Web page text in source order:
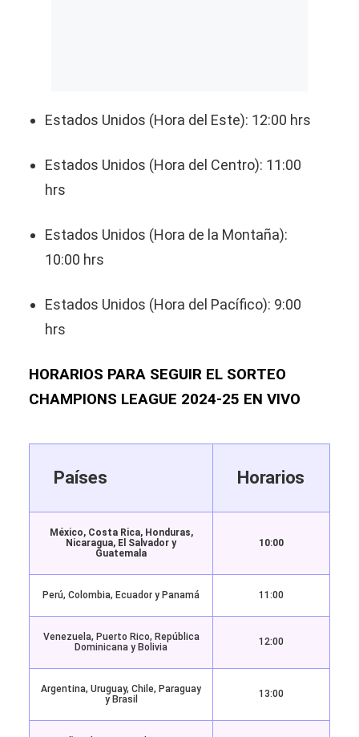
Estados Unidos (Hora del Este): 12:00 hrs
Estados Unidos (Hora del Centro): 11:00
hrs
Estados Unidos (Hora de la Montaña):
10:00 hrs
Estados Unidos (Hora del Pacífico): 9:00
hrs
HORARIOS PARA SEGUIR EL SORTEO
CHAMPIONS LEAGUE 2024-25 EN VIVO
Países Horarios
México, Costa Rica, Honduras,
Nicaragua, El Salvador y
Guatemala
10:00
Perú, Colombia, Ecuador y Panamá 11:00
Venezuela, Puerto Rico, República
Dominicana y Bolivia
12:00
Argentina, Uruguay, Chile, Paraguay
y Brasil
13:00